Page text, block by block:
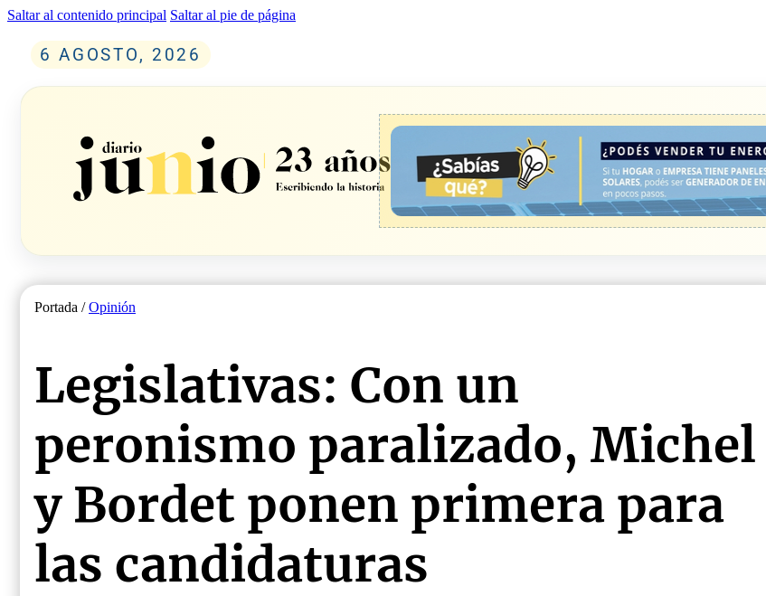
Saltar al contenido principal Saltar al pie de página
6 AGOSTO, 2026
Portada /Opinión
Legislativas: Con un
peronismo paralizado, Michel
y Bordet ponen primera para
las candidaturas